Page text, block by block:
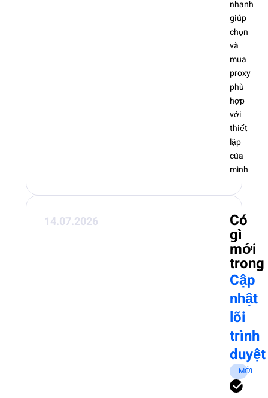
nhanh
giúp
chọn
và
mua
proxy
phù
hợp
với
thiết
lập
của
mình
14.07.2026 Có
gì
mới
trong
Cập
nhật
lõi
trình
duyệt
MỚI